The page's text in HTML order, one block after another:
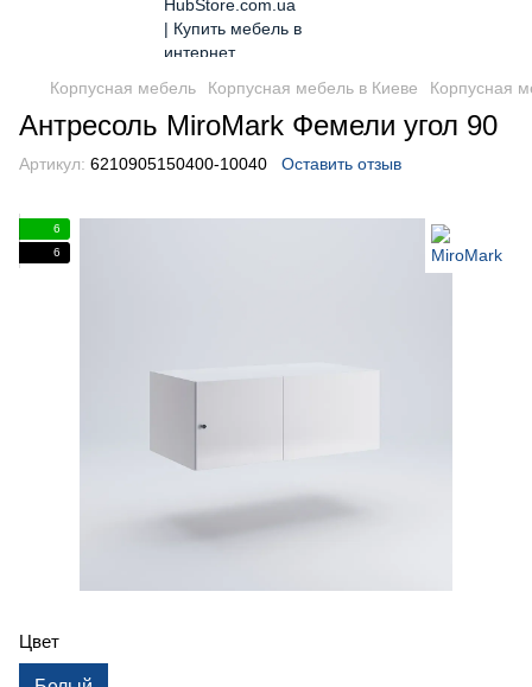
Корпусная мебель Корпусная мебель в Киеве Корпусная
Антресоль MiroMark Фемели угол 90
Артикул: 6210905150400-10040 Оставить отзыв
6
6
Цвет